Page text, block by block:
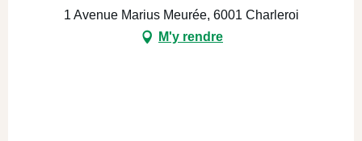
1 Avenue Marius Meurée, 6001 Charleroi
M'y rendre